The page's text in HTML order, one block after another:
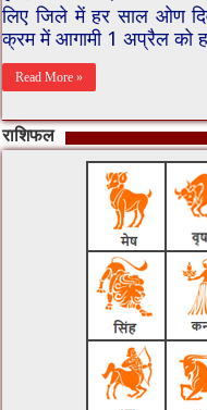
लिए जिले में हर साल ओण
क्रम में आगामी 1 अप्रैल को
Read More »
राशिफल